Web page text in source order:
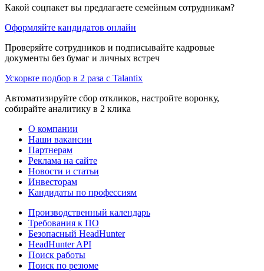
Какой соцпакет вы предлагаете семейным сотрудникам?
Оформляйте кандидатов онлайн
Проверяйте сотрудников и подписывайте кадровые
документы без бумаг и личных встреч
Ускорьте подбор в 2 раза с Talantix
Автоматизируйте сбор откликов, настройте воронку,
собирайте аналитику в 2 клика
О компании
Наши вакансии
Партнерам
Реклама на сайте
Новости и статьи
Инвесторам
Кандидаты по профессиям
Производственный календарь
Требования к ПО
Безопасный HeadHunter
HeadHunter API
Поиск работы
Поиск по резюме